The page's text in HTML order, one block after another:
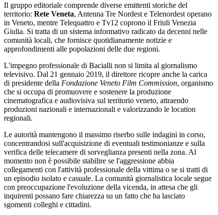
Il gruppo editoriale comprende diverse emittenti storiche del
territorio: Rete Veneta, Antenna Tre Nordest e Telenordest operano
in Veneto, mentre Telequattro e Tv12 coprono il Friuli Venezia
Giulia. Si tratta di un sistema informativo radicato da decenni nelle
comunità locali, che fornisce quotidianamente notizie e
approfondimenti alle popolazioni delle due regioni.
L'impegno professionale di Bacialli non si limita al giornalismo
televisivo. Dal 21 gennaio 2019, il direttore ricopre anche la carica
di presidente della Fondazione Veneto Film Commission, organismo
che si occupa di promuovere e sostenere la produzione
cinematografica e audiovisiva sul territorio veneto, attraendo
produzioni nazionali e internazionali e valorizzando le location
regionali.
Le autorità mantengono il massimo riserbo sulle indagini in corso,
concentrandosi sull'acquisizione di eventuali testimonianze e sulla
verifica delle telecamere di sorveglianza presenti nella zona. Al
momento non è possibile stabilire se l'aggressione abbia
collegamenti con l'attività professionale della vittima o se si tratti di
un episodio isolato e casuale. La comunità giornalistica locale segue
con preoccupazione l'evoluzione della vicenda, in attesa che gli
inquirenti possano fare chiarezza su un fatto che ha lasciato
sgomenti colleghi e cittadini.